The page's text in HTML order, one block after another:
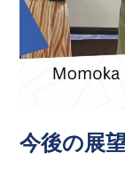
今後の展